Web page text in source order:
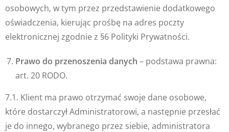
osobowych, w tym przez przedstawienie dodatkowego
oświadczenia, kierując prośbę na adres poczty
elektronicznej zgodnie z §6 Polityki Prywatności.
Prawo do przenoszenia danych – podstawa prawna:
art. 20 RODO.
7.1. Klient ma prawo otrzymać swoje dane osobowe,
które dostarczył Administratorowi, a następnie przesłać
je do innego, wybranego przez siebie, administratora